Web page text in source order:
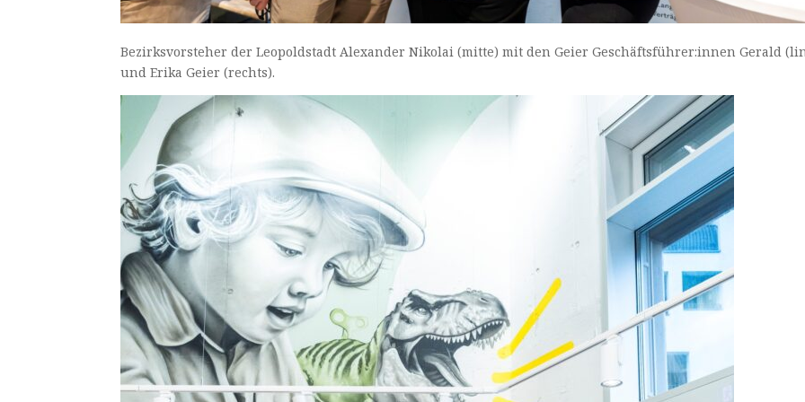
Bezirksvorsteher der Leopoldstadt Alexander Nikolai (mitte) mit den Geier Geschäftsführer:innen Gerald
und Erika Geier (rechts).